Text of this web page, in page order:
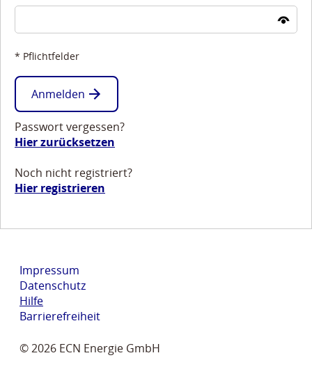
* Pflichtfelder
Anmelden
Passwort vergessen?
Hier zurücksetzen
Noch nicht registriert?
Hier registrieren
© 2026 ECN Energie GmbH
Impressum
Datenschutz
Hilfe
Barrierefreiheit